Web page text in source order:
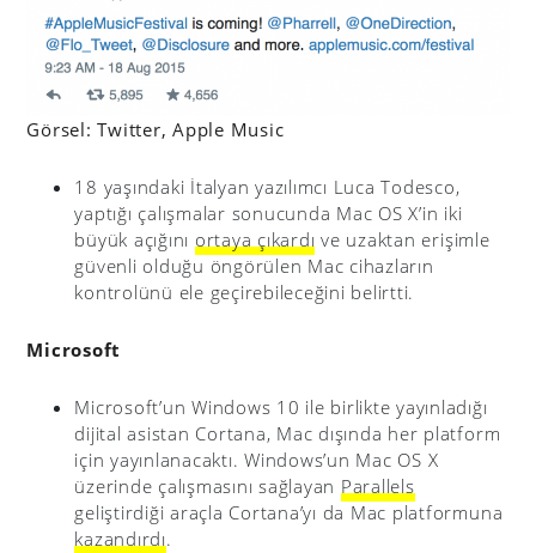
Görsel: Twitter, Apple Music
18 yaşındaki İtalyan yazılımcı Luca Todesco,
yaptığı çalışmalar sonucunda Mac OS X’in iki
büyük açığını ortaya çıkardı ve uzaktan erişimle
güvenli olduğu öngörülen Mac cihazların
kontrolünü ele geçirebileceğini belirtti.
Microsoft
Microsoft’un Windows 10 ile birlikte yayınladığı
dijital asistan Cortana, Mac dışında her platform
için yayınlanacaktı. Windows’un Mac OS X
üzerinde çalışmasını sağlayan Parallels
geliştirdiği araçla Cortana’yı da Mac platformuna
kazandırdı.